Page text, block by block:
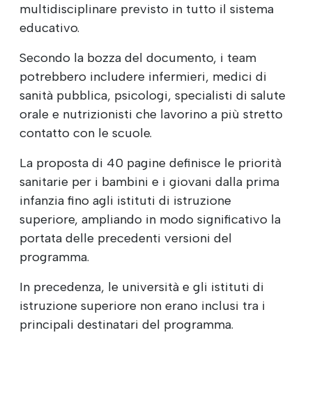
multidisciplinare previsto in tutto il sistema
educativo.
Secondo la bozza del documento, i team
potrebbero includere infermieri, medici di
sanità pubblica, psicologi, specialisti di salute
orale e nutrizionisti che lavorino a più stretto
contatto con le scuole.
La proposta di 40 pagine definisce le priorità
sanitarie per i bambini e i giovani dalla prima
infanzia fino agli istituti di istruzione
superiore, ampliando in modo significativo la
portata delle precedenti versioni del
programma.
In precedenza, le università e gli istituti di
istruzione superiore non erano inclusi tra i
principali destinatari del programma.